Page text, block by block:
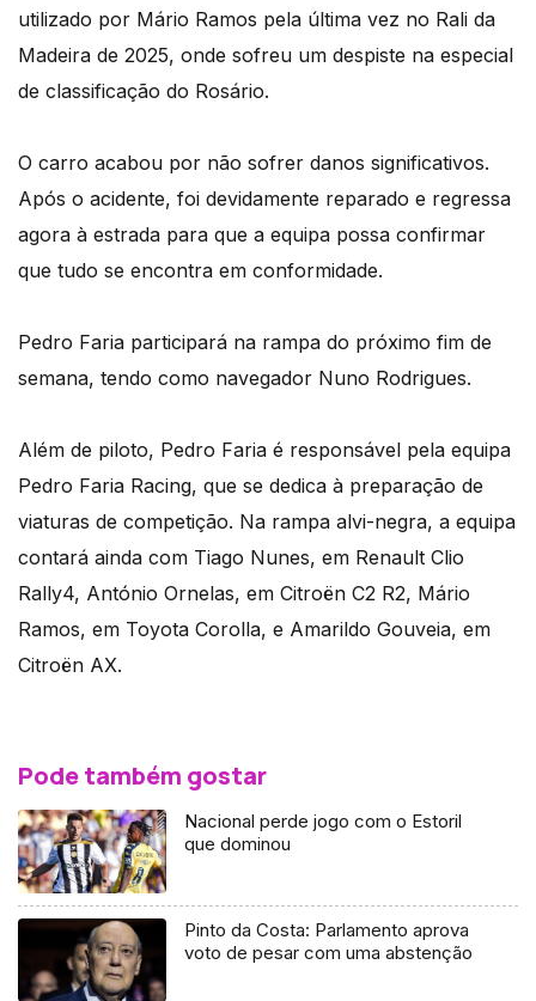
utilizado por Mário Ramos pela última vez no Rali da
Madeira de 2025, onde sofreu um despiste na especial
de classificação do Rosário.
O carro acabou por não sofrer danos significativos.
Após o acidente, foi devidamente reparado e regressa
agora à estrada para que a equipa possa confirmar
que tudo se encontra em conformidade.
Pedro Faria participará na rampa do próximo fim de
semana, tendo como navegador Nuno Rodrigues.
Além de piloto, Pedro Faria é responsável pela equipa
Pedro Faria Racing, que se dedica à preparação de
viaturas de competição. Na rampa alvi-negra, a equipa
contará ainda com Tiago Nunes, em Renault Clio
Rally4, António Ornelas, em Citroën C2 R2, Mário
Ramos, em Toyota Corolla, e Amarildo Gouveia, em
Citroën AX.
Pode também gostar
Nacional perde jogo com o Estoril
que dominou
Pinto da Costa: Parlamento aprova
voto de pesar com uma abstenção